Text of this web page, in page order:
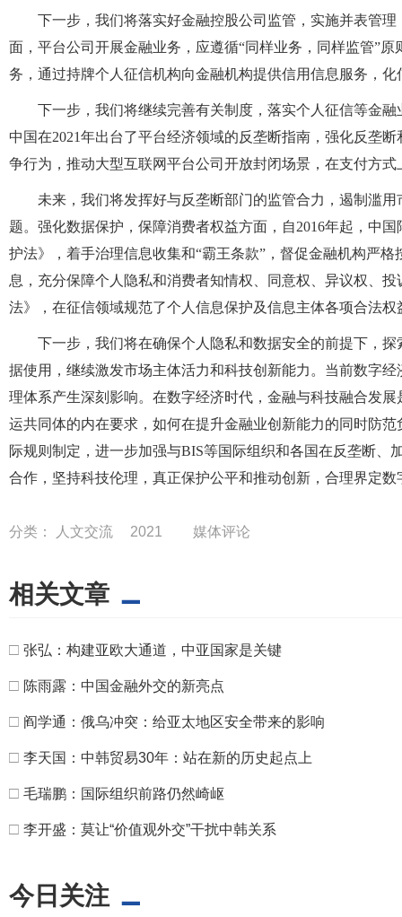
下一步，我们将落实好金融控股公司监管，实施并表管
面，平台公司开展金融业务，应遵循“同样业务，同样监管”
务，通过持牌个人征信机构向金融机构提供信用信息服务，
下一步，我们将继续完善有关制度，落实个人征信等金
中国在2021年出台了平台经济领域的反垄断指南，强化反垄
争行为，推动大型互联网平台公司开放封闭场景，在支付方
未来，我们将发挥好与反垄断部门的监管合力，遏制滥
题。强化数据保护，保障消费者权益方面，自2016年起，中
护法》，着手治理信息收集和“霸王条款”，督促金融机构严
息，充分保障个人隐私和消费者知情权、同意权、异议权、
法》，在征信领域规范了个人信息保护及信息主体各项合法权
下一步，我们将在确保个人隐私和数据安全的前提下，
据使用，继续激发市场主体活力和科技创新能力。当前数字
理体系产生深刻影响。在数字经济时代，金融与科技融合发
运共同体的内在要求，如何在提升金融业创新能力的同时防
际规则制定，进一步加强与BIS等国际组织和各国在反垄断
合作，坚持科技伦理，真正保护公平和推动创新，合理界定
分类： 人文交流 2021 媒体评论
相关文章
□ 张弘：构建亚欧大通道，中亚国家是关键
□ 陈雨露：中国金融外交的新亮点
□ 阎学通：俄乌冲突：给亚太地区安全带来的影响
□ 李天国：中韩贸易30年：站在新的历史起点上
□ 毛瑞鹏：国际组织前路仍然崎岖
□ 李开盛：莫让“价值观外交”干扰中韩关系
今日关注